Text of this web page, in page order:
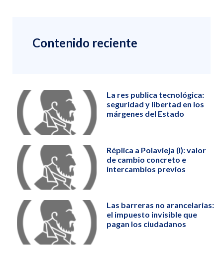
Contenido reciente
La res publica tecnológica:
seguridad y libertad en los
márgenes del Estado
Réplica a Polavieja (I): valor
de cambio concreto e
intercambios previos
Las barreras no arancelarias:
el impuesto invisible que
pagan los ciudadanos